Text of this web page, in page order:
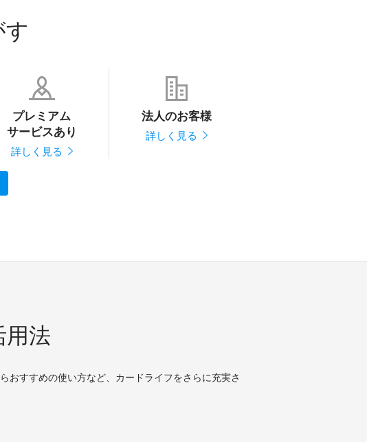
プレミアム
サービスあり
詳しく見る
法人のお客様
詳しく見る
用法
おすすめの使い方など、カードライフをさらに充実さ